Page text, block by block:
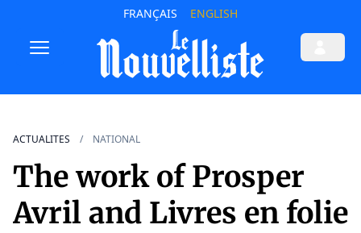
FRANÇAIS ENGLISH
ACTUALITES NATIONAL
The work of Prosper
Avril and Livres en folie